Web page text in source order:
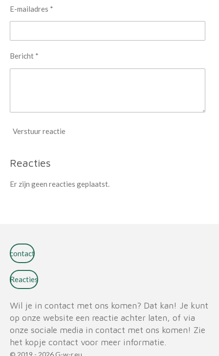
E-mailadres *
Bericht *
Verstuur reactie
Reacties
Er zijn geen reacties geplaatst.
contact
Reacties
Wil je in contact met ons komen? Dat kan! Je kunt
op onze website een reactie achter laten, of via
onze sociale media in contact met ons komen! Zie
het kopje contact voor meer informatie.
© 2019 - 2026 G-w-r.eu